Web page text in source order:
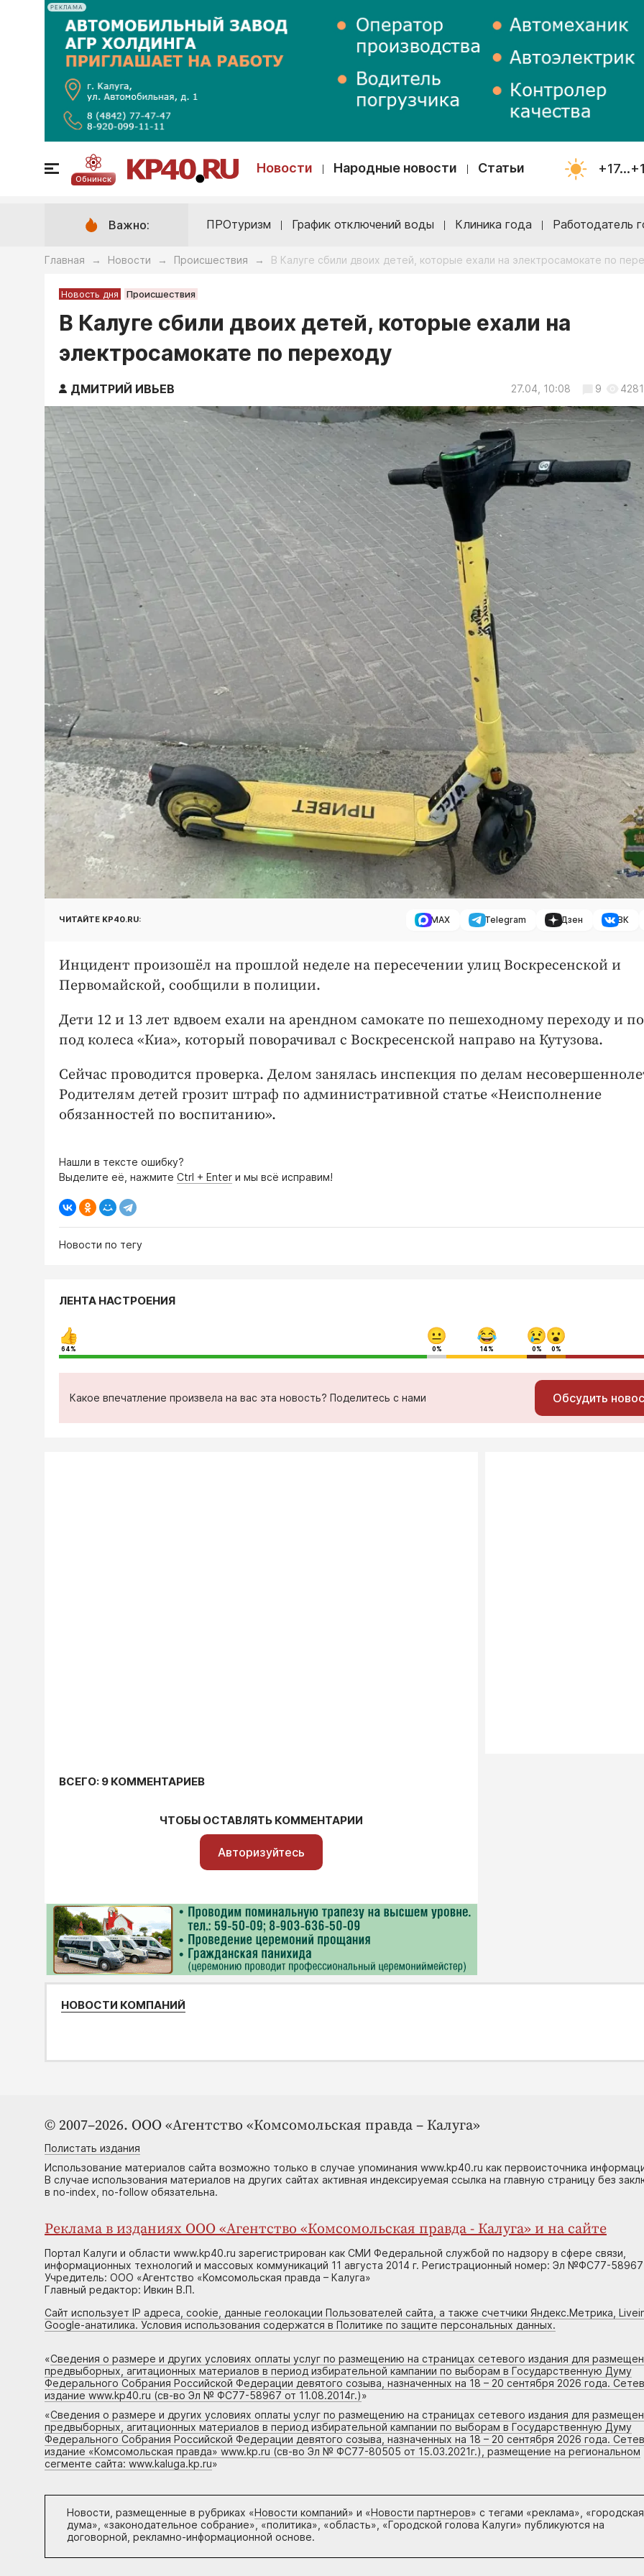
РЕКЛАМА
Обнинск
Новости Народные новости Статьи
Важно: ПРОтуризм График отключений воды Клиника года Работодатель
Главная → Новости → Происшествия → В Калуге сбили двоих детей, которые ехали на электросамокате по
Новость дня Происшествия
В Калуге сбили двоих детей, которые ехали на
электросамокате по переходу
ДМИТРИЙ ИВЬЕВ 27.04, 10:08 9 4281
ЧИТАЙТЕ KP40.RU: MAX Telegram Дзен ВК
Инцидент произошёл на прошлой неделе на пересечении улиц Воскресенской и
Первомайской, сообщили в полиции.
Дети 12 и 13 лет вдвоем ехали на арендном самокате по пешеходному переходу и
под колеса «Киа», который поворачивал с Воскресенской направо на Кутузова.
Сейчас проводится проверка. Делом занялась инспекция по делам
Родителям детей грозит штраф по административной статье «Неисполнение
обязанностей по воспитанию».
Нашли в тексте ошибку?
Выделите её, нажмите Ctrl + Enter и мы всё исправим!
Новости по тегу
ЛЕНТА НАСТРОЕНИЯ
64% 0% 14% 0% 0%
Какое впечатление произвела на вас эта новость? Поделитесь с нами Обсудить
ВСЕГО: 9 КОММЕНТАРИЕВ
ЧТОБЫ ОСТАВЛЯТЬ КОММЕНТАРИИ
Авторизуйтесь
НОВОСТИ КОМПАНИЙ
© 2007–2026. ООО «Агентство «Комсомольская правда – Калуга»
Полистать издания
Использование материалов сайта возможно только в случае упоминания www.kp40.ru как первоисточника
В случае использования материалов на других сайтах активная индексируемая ссылка на главную страницу без
в no-index, no-follow обязательна.
Реклама в изданиях ООО «Агентство «Комсомольская правда - Калуга» и на сайте
Портал Калуги и области www.kp40.ru зарегистрирован как СМИ Федеральной службой по надзору в сфере связи,
информационных технологий и массовых коммуникаций 11 августа 2014 г. Регистрационный номер: Эл №ФС77-58967
Учредитель: ООО «Агентство «Комсомольская правда – Калуга»
Главный редактор: Ивкин В.П.
Сайт использует IP адреса, cookie, данные геолокации Пользователей сайта, а также счетчики Яндекс.Метрика,
Google-анатилика. Условия использования содержатся в Политике по защите персональных данных.
«Сведения о размере и других условиях оплаты услуг по размещению на страницах сетевого издания для
предвыборных, агитационных материалов в период избирательной кампании по выборам в Государственную Думу
Федерального Собрания Российской Федерации девятого созыва, назначенных на 18 – 20 сентября 2026 года.
издание www.kp40.ru (св-во Эл № ФС77-58967 от 11.08.2014г.)»
«Сведения о размере и других условиях оплаты услуг по размещению на страницах сетевого издания для
предвыборных, агитационных материалов в период избирательной кампании по выборам в Государственную Думу
Федерального Собрания Российской Федерации девятого созыва, назначенных на 18 – 20 сентября 2026 года.
издание «Комсомольская правда» www.kp.ru (св-во Эл № ФС77-80505 от 15.03.2021г.), размещение на региональном
сегменте сайта: www.kaluga.kp.ru»
Новости, размещенные в рубриках «Новости компаний» и «Новости партнеров» с тегами «реклама», «городская
дума», «законодательное собрание», «политика», «область», «Городской голова Калуги» публикуются на
договорной, рекламно-информационной основе.